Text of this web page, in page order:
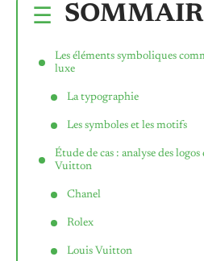
Les éléments symboliques
luxe
La typographie
Les symboles et les motifs
Étude de cas : analyse des
Vuitton
Chanel
Rolex
Louis Vuitton